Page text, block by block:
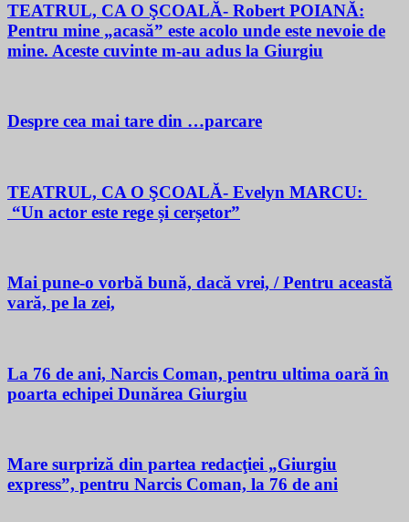
TEATRUL, CA O ŞCOALĂ- Robert POIANĂ:
Pentru mine „acasă” este acolo unde este nevoie de
mine. Aceste cuvinte m-au adus la Giurgiu
Despre cea mai tare din …parcare
TEATRUL, CA O ŞCOALĂ- Evelyn MARCU:
“Un actor este rege și cerșetor”
Mai pune-o vorbă bună, dacă vrei, / Pentru această
vară, pe la zei,
La 76 de ani, Narcis Coman, pentru ultima oară în
poarta echipei Dunărea Giurgiu
Mare surpriză din partea redacţiei „Giurgiu
express”, pentru Narcis Coman, la 76 de ani